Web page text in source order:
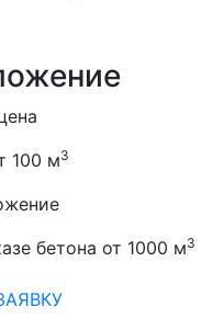
100 м3
бетона от 1000 м3